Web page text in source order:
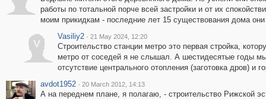
работы по тотальной порче всей застройки и от их
моим прикидкам - последние лет 15 существования дома
V
Vasiliy2 · 21 May 2024, 12:20
Строительство станции метро это первая стройка,
метро от соседей я не слышал. А шестидесятые годы
отсутствие центрального отопления (заготовка дров) и
avdot1952 · 20 March 2012, 14:13
А на переднем плане, я полагаю, - строительство Рижской